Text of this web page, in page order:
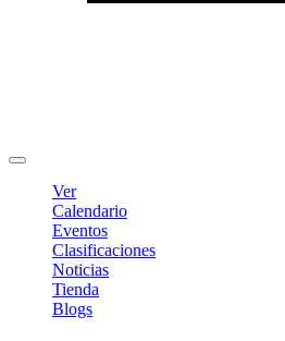
Ver
Calendario
Eventos
Clasificaciones
Noticias
Tienda
Blogs